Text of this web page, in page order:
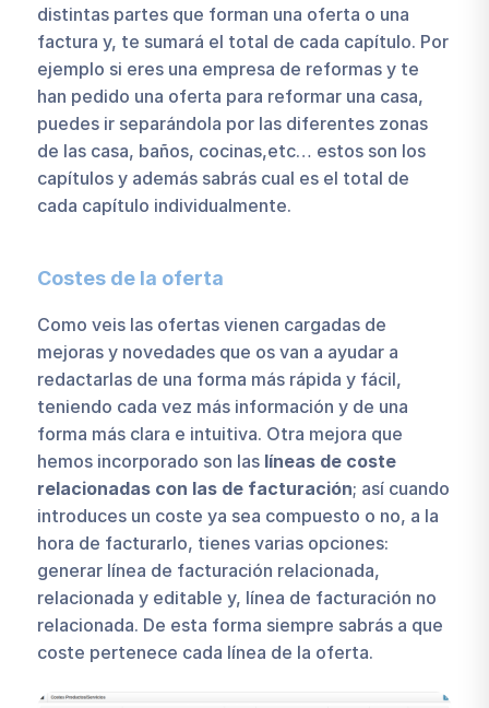
distintas partes que forman una oferta o una
factura y, te sumará el total de cada capítulo. Por
ejemplo si eres una empresa de reformas y te
han pedido una oferta para reformar una casa,
puedes ir separándola por las diferentes zonas
de las casa, baños, cocinas,etc… estos son los
capítulos y además sabrás cual es el total de
cada capítulo individualmente.
Costes de la oferta
Como veis las ofertas vienen cargadas de
mejoras y novedades que os van a ayudar a
redactarlas de una forma más rápida y fácil,
teniendo cada vez más información y de una
forma más clara e intuitiva. Otra mejora que
hemos incorporado son las líneas de coste
relacionadas con las de facturación; así cuando
introduces un coste ya sea compuesto o no, a la
hora de facturarlo, tienes varias opciones:
generar línea de facturación relacionada,
relacionada y editable y, línea de facturación no
relacionada. De esta forma siempre sabrás a que
coste pertenece cada línea de la oferta.